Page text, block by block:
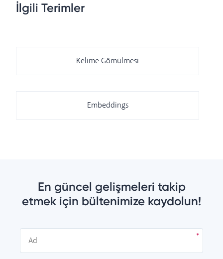
İlgili Terimler
Kelime Gömülmesi
Embeddings
En güncel gelişmeleri takip
etmek için bültenimize kaydolun!